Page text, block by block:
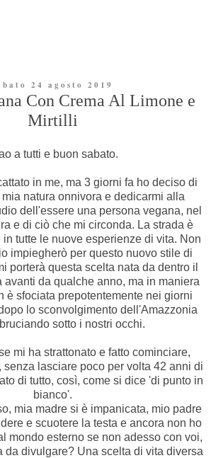
24 agosto 2019
Con Crema Al Limone e
Mirtilli
a tutti e buon sabato.
in me, ma 3 giorni fa ho deciso di
natura onnivora e dedicarmi alla
dell'essere una persona vegana, nel
e di ciò che mi circonda. La strada è
tutte le nuove esperienze di vita. Non
impiegherò per questo nuovo stile di
porterà questa scelta nata da dentro il
avanti da qualche anno, ma in maniera
è sfociata prepotentemente nei giorni
lo sconvolgimento dell'Amazzonia
sotto i nostri occhi.
mi ha strattonato e fatto cominciare,
senza lasciare poco per volta 42 anni di
di tutto, così, come si dice 'di punto in
bianco'.
mia madre si è impanicata, mio padre
e scuotere la testa e ancora non ho
mondo esterno se non adesso con voi,
da divulgare? Una scelta di vita diversa